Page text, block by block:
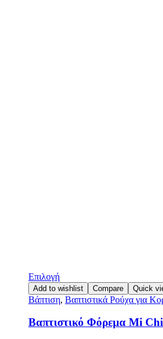
Επιλογή
Add to wishlist Compare Quick
Βάπτιση, Βαπτιστικά Ρούχα για
Βαπτιστικό Φόρεμα Mi